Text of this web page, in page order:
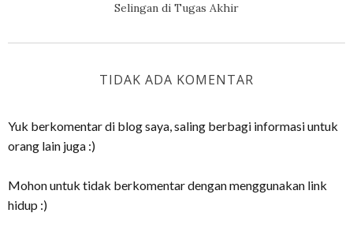
Selingan di Tugas Akhir
TIDAK ADA KOMENTAR
Yuk berkomentar di blog saya, saling berbagi informasi untuk
orang lain juga :)
Mohon untuk tidak berkomentar dengan menggunakan link
hidup :)